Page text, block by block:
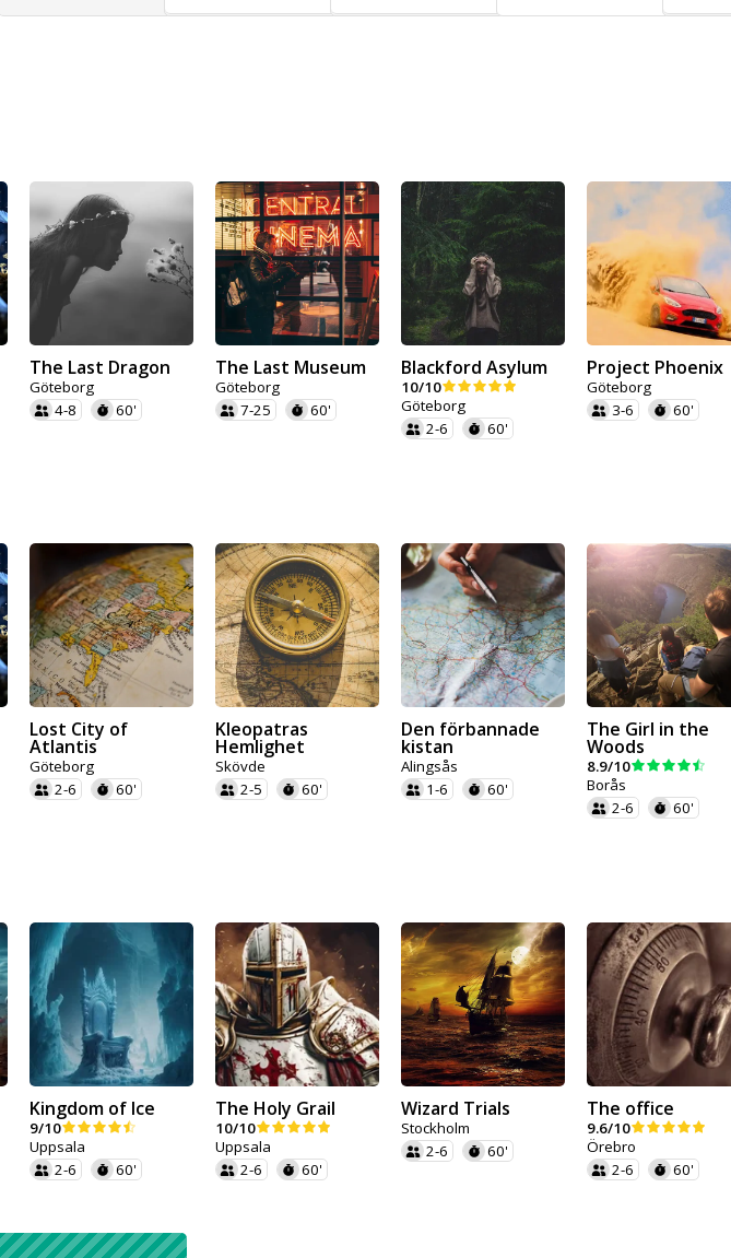
The Last Dragon
Göteborg
4-8
60'
The Last Museum
Göteborg
7-25
60'
Blackford Asylum
10/10
Göteborg
2-6
60'
Project Phoenix
Göteborg
3-6
60'
Lost City of
Atlantis
Göteborg
2-6
60'
Kleopatras
Hemlighet
Skövde
2-5
60'
Den förbannade
kistan
Alingsås
1-6
60'
The Girl in the
Woods
8.9/10
Borås
2-6
60'
Kingdom of Ice
9/10
Uppsala
2-6
60'
The Holy Grail
10/10
Uppsala
2-6
60'
Wizard Trials
Stockholm
2-6
60'
The office
9.6/10
Örebro
2-6
60'